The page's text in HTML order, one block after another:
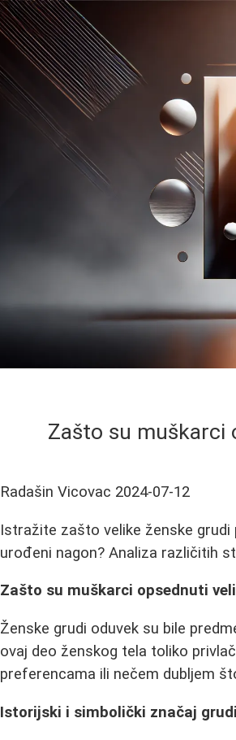
Zašto su muškarci
Radašin Vicovac 2024-07-12
Istražite zašto velike ženske
urođeni nagon? Analiza različitih
Zašto su muškarci opsednuti
Ženske grudi oduvek su bile
ovaj deo ženskog tela toliko
preferencama ili nečem dubljem
Istorijski i simbolički značaj grudi